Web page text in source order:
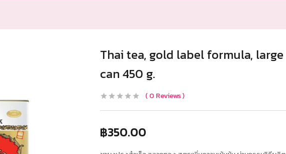
Thai tea, gold label formula, large
can 450 g.
0 Reviews
฿350.00